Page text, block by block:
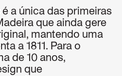
é a única das primeiras
que ainda gere
mantendo uma
a 1811. Para o
de 10 anos,
que